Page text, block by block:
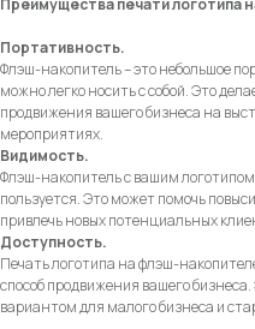
Портативность.
Флэш-накопитель – это небольшое
можно легко носить с собой. Это
продвижения вашего бизнеса на
мероприятиях.
Видимость.
Флэш-накопитель с вашим
пользуется. Это может помочь
привлечь новых потенциальных
Доступность.
Печать логотипа на флэш-
способ продвижения вашего
вариантом для малого бизнеса и